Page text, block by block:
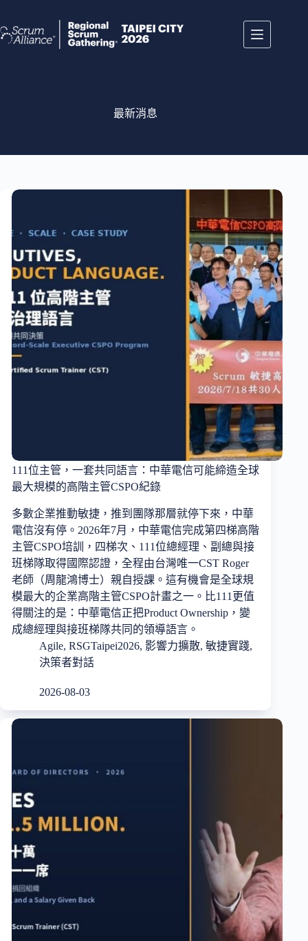
至
主
最新消息
111位主管，一套共同語言：中華電信可能締造全球
最大規模的高階主管CSPO紀錄
多數企業推動敏捷，推到團隊那層就停下來，中華
電信沒有停。2026年7月，中華電信完成第四梯高階
主管CSPO培訓，四梯次、111位總經理、副總與接
班梯隊取得國際認證，全程由台灣唯一CST Roger
老師（周龍鴻博士）親自授課。這有機會是全球規
模最大的企業高階主管CSPO計畫之一。比111更值
得關注的是：中華電信正把Product Ownership，變
成總經理與接班梯隊共同的領導語言。
Agile, RSGTaipei2026, 影響力擴散, 敏捷實踐,
決策者對話
2026-08-03